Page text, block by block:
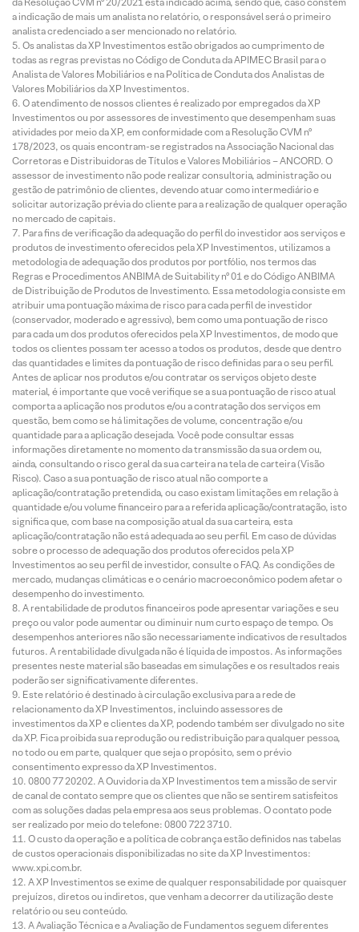
a indicação de mais um analista no relatório, o responsável será o primeiro
analista credenciado a ser mencionado no relatório.
Os analistas da XP Investimentos estão obrigados ao cumprimento de
todas as regras previstas no Código de Conduta da APIMEC Brasil para o
Analista de Valores Mobiliários e na Política de Conduta dos Analistas de
Valores Mobiliários da XP Investimentos.
O atendimento de nossos clientes é realizado por empregados da XP
Investimentos ou por assessores de investimento que desempenham suas
atividades por meio da XP, em conformidade com a Resolução CVM nº
178/2023, os quais encontram-se registrados na Associação Nacional das
Corretoras e Distribuidoras de Títulos e Valores Mobiliários – ANCORD. O
assessor de investimento não pode realizar consultoria, administração ou
gestão de patrimônio de clientes, devendo atuar como intermediário e
solicitar autorização prévia do cliente para a realização de qualquer operação
no mercado de capitais.
Para fins de verificação da adequação do perfil do investidor aos serviços e
produtos de investimento oferecidos pela XP Investimentos, utilizamos a
metodologia de adequação dos produtos por portfólio, nos termos das
Regras e Procedimentos ANBIMA de Suitability nº 01 e do Código ANBIMA
de Distribuição de Produtos de Investimento. Essa metodologia consiste em
atribuir uma pontuação máxima de risco para cada perfil de investidor
(conservador, moderado e agressivo), bem como uma pontuação de risco
para cada um dos produtos oferecidos pela XP Investimentos, de modo que
todos os clientes possam ter acesso a todos os produtos, desde que dentro
das quantidades e limites da pontuação de risco definidas para o seu perfil.
Antes de aplicar nos produtos e/ou contratar os serviços objeto deste
material, é importante que você verifique se a sua pontuação de risco atual
comporta a aplicação nos produtos e/ou a contratação dos serviços em
questão, bem como se há limitações de volume, concentração e/ou
quantidade para a aplicação desejada. Você pode consultar essas
informações diretamente no momento da transmissão da sua ordem ou,
ainda, consultando o risco geral da sua carteira na tela de carteira (Visão
Risco). Caso a sua pontuação de risco atual não comporte a
aplicação/contratação pretendida, ou caso existam limitações em relação à
quantidade e/ou volume financeiro para a referida aplicação/contratação, isto
significa que, com base na composição atual da sua carteira, esta
aplicação/contratação não está adequada ao seu perfil. Em caso de dúvidas
sobre o processo de adequação dos produtos oferecidos pela XP
Investimentos ao seu perfil de investidor, consulte o FAQ. As condições de
mercado, mudanças climáticas e o cenário macroeconômico podem afetar o
desempenho do investimento.
A rentabilidade de produtos financeiros pode apresentar variações e seu
preço ou valor pode aumentar ou diminuir num curto espaço de tempo. Os
desempenhos anteriores não são necessariamente indicativos de resultados
futuros. A rentabilidade divulgada não é líquida de impostos. As informações
presentes neste material são baseadas em simulações e os resultados reais
poderão ser significativamente diferentes.
Este relatório é destinado à circulação exclusiva para a rede de
relacionamento da XP Investimentos, incluindo assessores de
investimentos da XP e clientes da XP, podendo também ser divulgado no site
da XP. Fica proibida sua reprodução ou redistribuição para qualquer pessoa,
no todo ou em parte, qualquer que seja o propósito, sem o prévio
consentimento expresso da XP Investimentos.
0800 77 20202. A Ouvidoria da XP Investimentos tem a missão de servir
de canal de contato sempre que os clientes que não se sentirem satisfeitos
com as soluções dadas pela empresa aos seus problemas. O contato pode
ser realizado por meio do telefone: 0800 722 3710.
O custo da operação e a política de cobrança estão definidos nas tabelas
de custos operacionais disponibilizadas no site da XP Investimentos:
www.xpi.com.br.
A XP Investimentos se exime de qualquer responsabilidade por quaisquer
prejuízos, diretos ou indiretos, que venham a decorrer da utilização deste
relatório ou seu conteúdo.
A Avaliação Técnica e a Avaliação de Fundamentos seguem diferentes